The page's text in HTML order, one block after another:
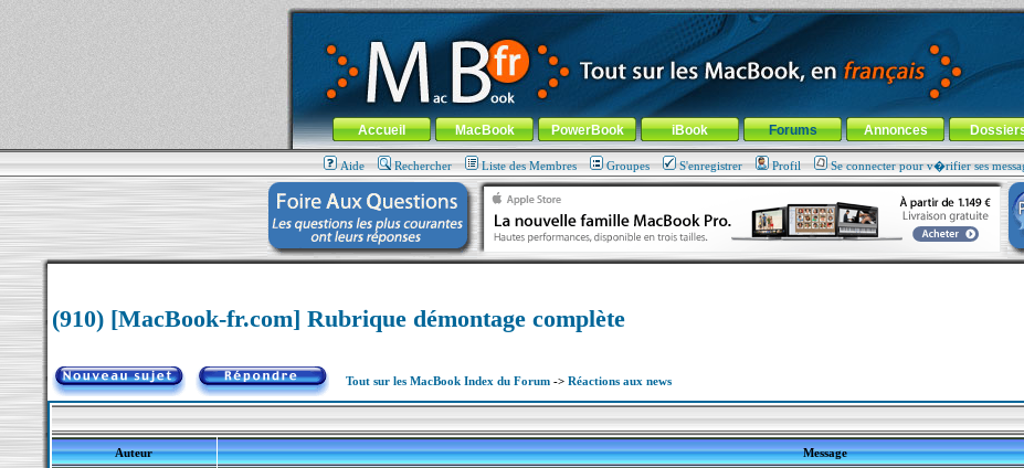
MacBook-fr.com : 100% Apple... 100% nomade !
Aller au contenu-Aller au menu général-Aller au menu de la rubrique
Menu général
Accueil MacBook PowerBook iBook Forums Annonces
Aide Rechercher Liste des Membres Groupes S'enregistrer Profil Se connecter pour v�rifier ses
(910) [MacBook-fr.com] Rubrique démontage complète
Tout sur les MacBook Index du Forum-> Réactions aux news
Auteur
Message